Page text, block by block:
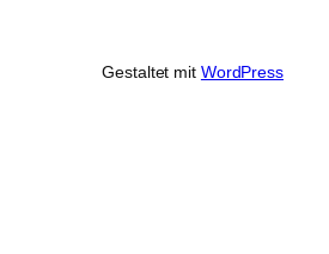
Gestaltet mit WordPress